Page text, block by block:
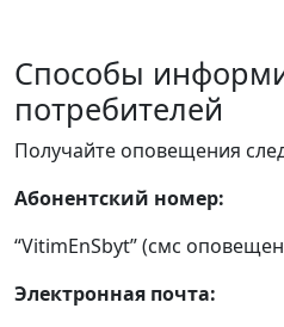
Способы
потребителей
Получайте оповещения
Абонентский номер:
“VitimEnSbyt” (смс
Электронная почта: